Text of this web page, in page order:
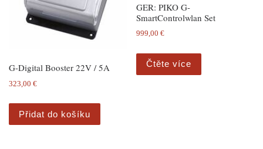
G-Digital Booster 22V / 5A
323,00 €
Přidat do košíku
GER: PIKO G-
SmartControlwlan Set
999,00€
Čtěte více